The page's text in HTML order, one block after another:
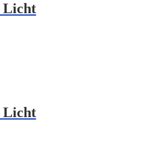
Licht
Licht